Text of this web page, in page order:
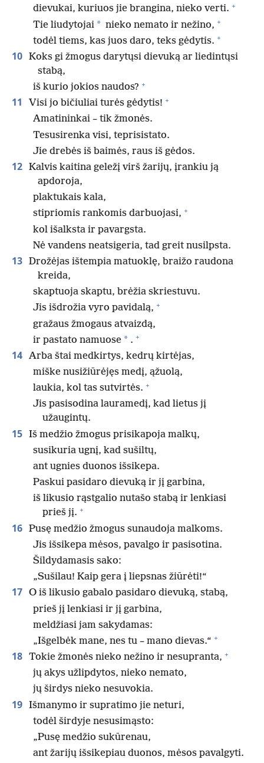
dievukai, kuriuos jie brangina, nieko verti. +
Tie liudytojai * nieko nemato ir nežino, +
todėl tiems, kas juos daro, teks gėdytis. +
10 Koks gi žmogus darytųsi dievuką ar liedintųsi
stabą,
iš kurio jokios naudos? +
11 Visi jo bičiuliai turės gėdytis! +
Amatininkai – tik žmonės.
Tesusirenka visi, teprisistato.
Jie drebės iš baimės, raus iš gėdos.
12 Kalvis kaitina geležį virš žarijų, įrankiu ją
apdoroja,
plaktukais kala,
stipriomis rankomis darbuojasi, +
kol išalksta ir pavargsta.
Nė vandens neatsigeria, tad greit nusilpsta.
13 Drožėjas ištempia matuoklę, braižo raudona
kreida,
skaptuoja skaptu, brėžia skriestuvu.
Jis išdrožia vyro pavidalą, +
gražaus žmogaus atvaizdą,
ir pastato namuose * . +
14 Arba štai medkirtys, kedrų kirtėjas,
miške nusižiūrėjęs medį, ąžuolą,
laukia, kol tas sutvirtės. +
Jis pasisodina lauramedį, kad lietus jį
užaugintų.
15 Iš medžio žmogus prisikapoja malkų,
susikuria ugnį, kad sušiltų,
ant ugnies duonos išsikepa.
Paskui pasidaro dievuką ir jį garbina,
iš likusio rąstgalio nutašo stabą ir lenkiasi
prieš jį. +
16 Pusę medžio žmogus sunaudoja malkoms.
Jis išsikepa mėsos, pavalgo ir pasisotina.
Šildydamasis sako:
„Sušilau! Kaip gera į liepsnas žiūrėti!“
17 O iš likusio gabalo pasidaro dievuką, stabą,
prieš jį lenkiasi ir jį garbina,
meldžiasi jam sakydamas:
„Išgelbėk mane, nes tu – mano dievas.“ +
18 Tokie žmonės nieko nežino ir nesupranta, +
jų akys užlipdytos, nieko nemato,
jų širdys nieko nesuvokia.
19 Išmanymo ir supratimo jie neturi,
todėl širdyje nesusimąsto:
„Pusę medžio sukūrenau,
ant žarijų išsikepiau duonos, mėsos pavalgyti.